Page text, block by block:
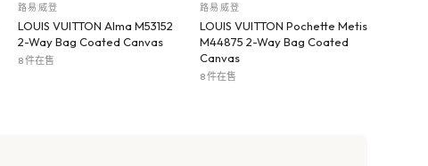
路易威登
LOUIS VUITTON Alma M53152
2-Way Bag Coated Canvas
8 件在售
路易威登
LOUIS VUITTON Pochette Metis
M44875 2-Way Bag Coated
Canvas
8 件在售